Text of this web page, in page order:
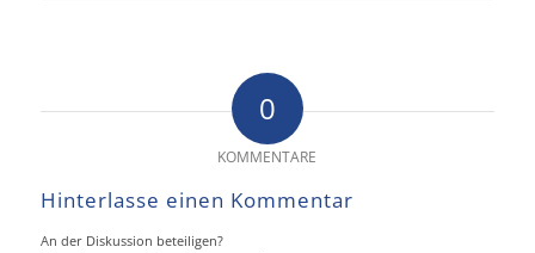
0
KOMMENTARE
Hinterlasse einen Kommentar
An der Diskussion beteiligen?